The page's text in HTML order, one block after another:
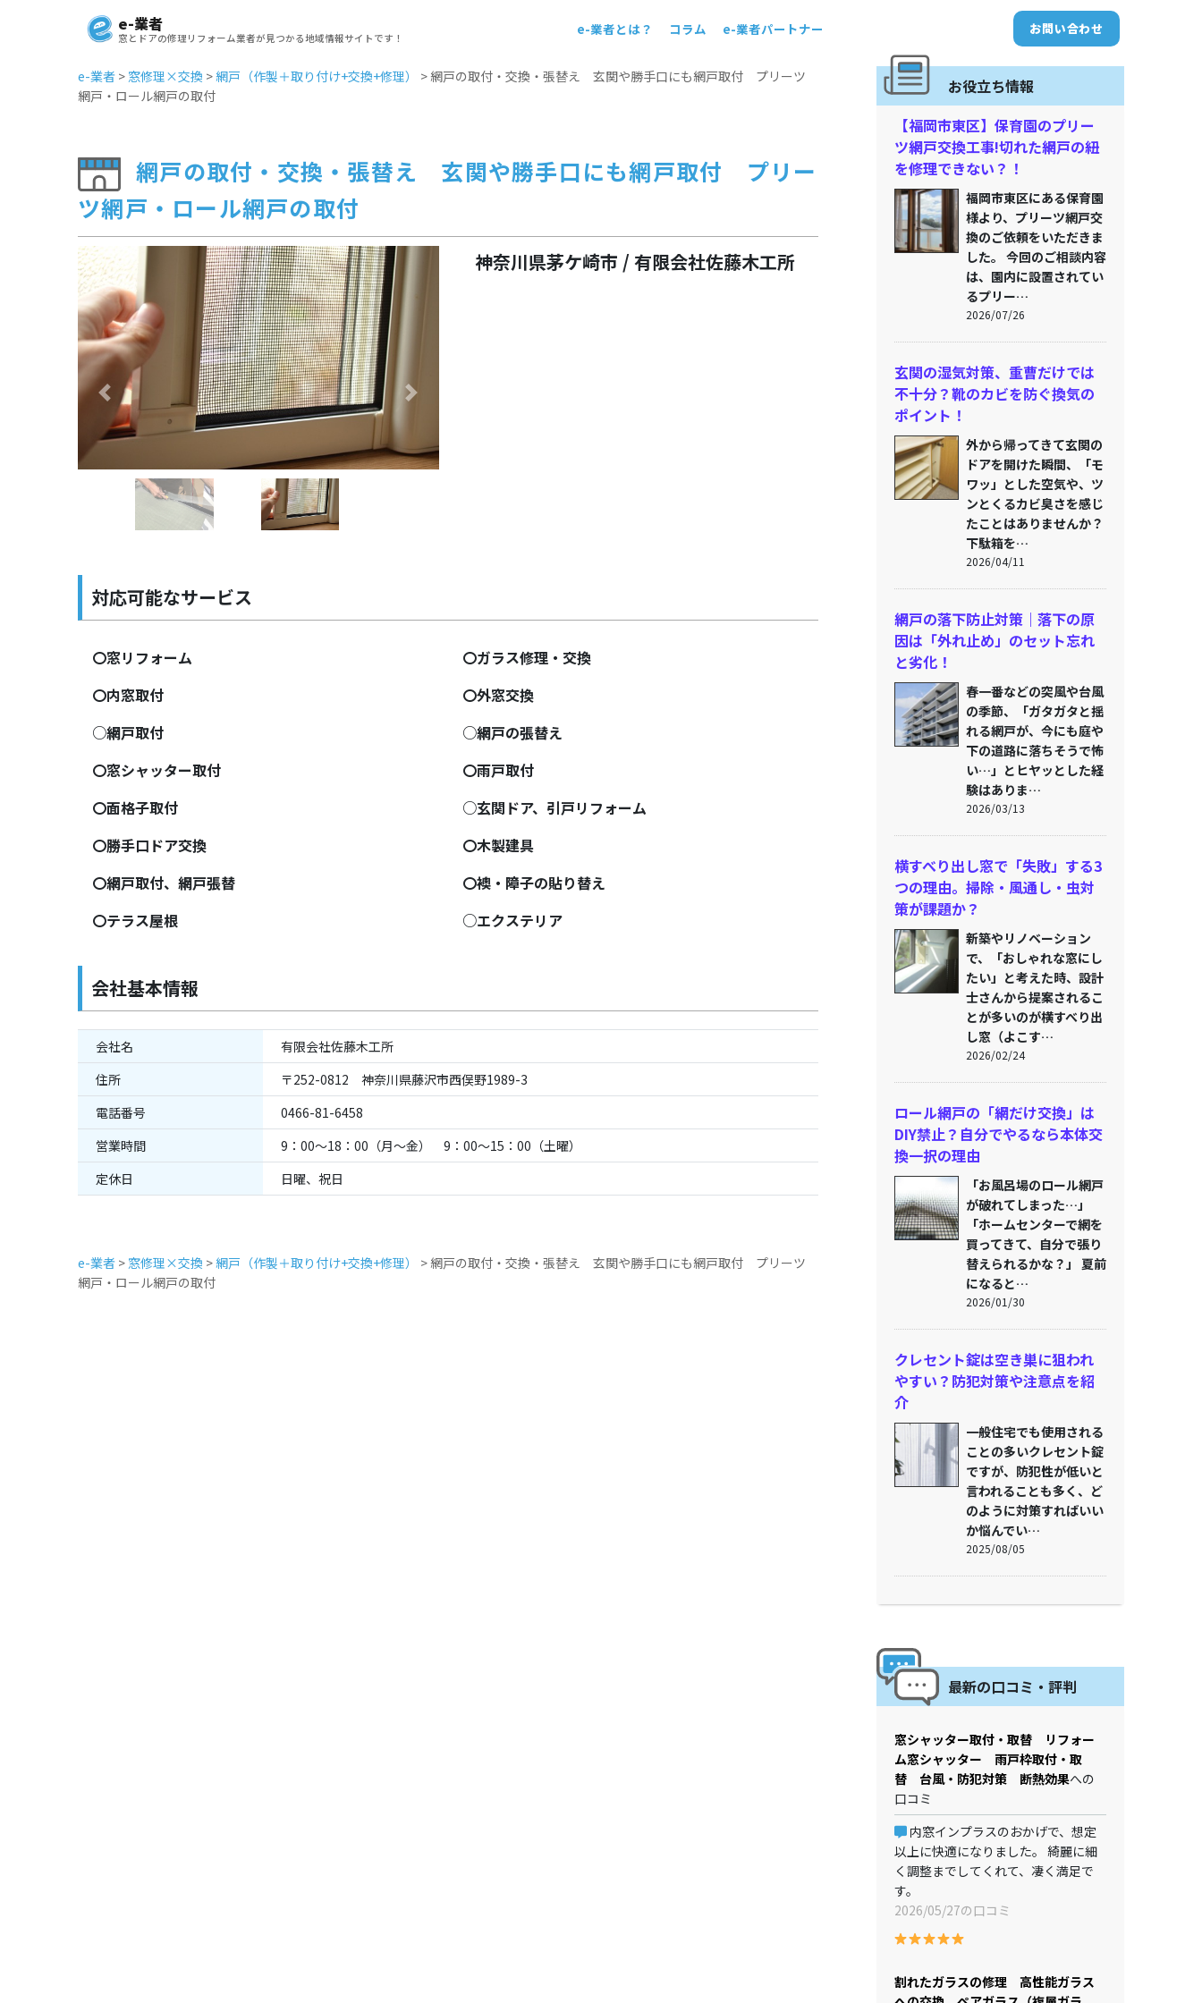
e-業者
窓とドアの修理リフォーム業者が見つかる地域情報サイトです！
e-業者とは？ コラム e-業者パートナー お問い合わせ
e-業者 > 窓修理×交換 >網戸（作製＋取り付け+交換+修理） >網戸の取付・交換・張替え 玄関や勝手口にも網戸取付 プリーツ
網戸・ロール網戸の取付
網戸の取付・交換・張替え 玄関や勝手口にも網戸取付 プリー
ツ網戸・ロール網戸の取付
Previous Next
神奈川県茅ケ崎市 / 有限会社佐藤木工所
対応可能なサービス
〇窓リフォーム
〇ガラス修理・交換
〇内窓取付
〇外窓交換
○網戸取付
○網戸の張替え
〇窓シャッター取付
〇雨戸取付
〇面格子取付
○玄関ドア、引戸リフォーム
〇勝手口ドア交換
〇木製建具
〇網戸取付、網戸張替
〇襖・障子の貼り替え
〇テラス屋根
○エクステリア
会社基本情報
会社名
有限会社佐藤木工所
住所
〒252-0812 神奈川県藤沢市西俣野1989-3
電話番号
0466-81-6458
営業時間
9：00～18：00（月～金） 9：00～15：00（土曜）
定休日
日曜、祝日
e-業者 > 窓修理×交換 >網戸（作製＋取り付け+交換+修理） >網戸の取付・交換・張替え 玄関や勝手口にも網戸取付 プリーツ
網戸・ロール網戸の取付
お役立ち情報
【福岡市東区】保育園のプリー
ツ網戸交換工事!切れた網戸の紐
を修理できない？！
福岡市東区にある保育園
様より、プリーツ網戸交
換のご依頼をいただきま
した。 今回のご相談内容
は、園内に設置されてい
るプリー…
2026/07/26
玄関の湿気対策、重曹だけでは
不十分？靴のカビを防ぐ換気の
ポイント！
外から帰ってきて玄関の
ドアを開けた瞬間、「モ
ワッ」とした空気や、ツ
ンとくるカビ臭さを感じ
たことはありませんか？
下駄箱を…
2026/04/11
網戸の落下防止対策｜落下の原
因は「外れ止め」のセット忘れ
と劣化！
春一番などの突風や台風
の季節、「ガタガタと揺
れる網戸が、今にも庭や
下の道路に落ちそうで怖
い…」とヒヤッとした経
験はありま…
2026/03/13
横すべり出し窓で「失敗」する3
つの理由。掃除・風通し・虫対
策が課題か？
新築やリノベーション
で、「おしゃれな窓にし
たい」と考えた時、設計
士さんから提案されるこ
とが多いのが横すべり出
し窓（よこす…
2026/02/24
ロール網戸の「網だけ交換」は
DIY禁止？自分でやるなら本体交
換一択の理由
「お風呂場のロール網戸
が破れてしまった…」
「ホームセンターで網を
買ってきて、自分で張り
替えられるかな？」 夏前
になると…
2026/01/30
クレセント錠は空き巣に狙われ
やすい？防犯対策や注意点を紹
介
一般住宅でも使用される
ことの多いクレセント錠
ですが、防犯性が低いと
言われることも多く、ど
のように対策すればいい
か悩んでい…
2025/08/05
最新の口コミ・評判
窓シャッター取付・取替 リフォー
ム窓シャッター 雨戸枠取付・取
替 台風・防犯対策 断熱効果への
口コミ
内窓インプラスのおかげで、想定
以上に快適になりました。 綺麗に細
く調整までしてくれて、凄く満足で
す。
2026/05/27の口コミ
割れたガラスの修理 高性能ガラス